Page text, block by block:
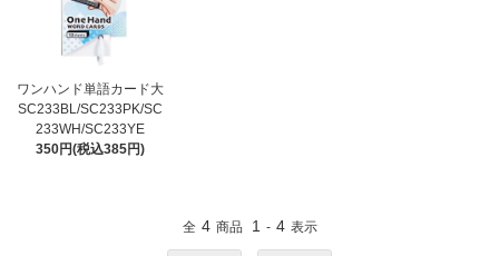
ワンハンド単語カード大
SC233BL/SC233PK/SC
233WH/SC233YE
350円(税込385円)
全 4 商品 1 - 4 表示